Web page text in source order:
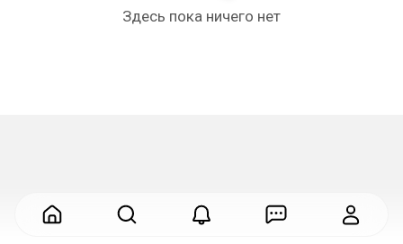
Здесь пока ничего нет